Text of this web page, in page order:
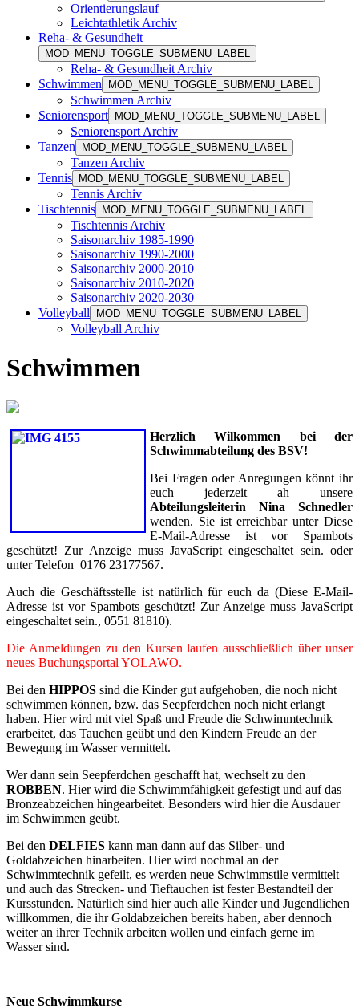
Orientierungslauf
Leichtathletik Archiv
Reha- & Gesundheit
MOD_MENU_TOGGLE_SUBMENU_LABEL
Reha- & Gesundheit Archiv
Schwimmen
MOD_MENU_TOGGLE_SUBMENU_LABEL
Schwimmen Archiv
Seniorensport
MOD_MENU_TOGGLE_SUBMENU_LABEL
Seniorensport Archiv
Tanzen
MOD_MENU_TOGGLE_SUBMENU_LABEL
Tanzen Archiv
Tennis
MOD_MENU_TOGGLE_SUBMENU_LABEL
Tennis Archiv
Tischtennis
MOD_MENU_TOGGLE_SUBMENU_LABEL
Tischtennis Archiv
Saisonarchiv 1985-1990
Saisonarchiv 1990-2000
Saisonarchiv 2000-2010
Saisonarchiv 2010-2020
Saisonarchiv 2020-2030
Volleyball
MOD_MENU_TOGGLE_SUBMENU_LABEL
Volleyball Archiv
Schwimmen
Herzlich Wilkommen bei der
Schwimmabteilung des BSV!
Bei Fragen oder Anregungen könnt ihr
euch jederzeit ah unsere
Abteilungsleiterin Nina Schnedler
wenden. Sie ist erreichbar unter Diese
E-Mail-Adresse ist vor Spambots
geschützt! Zur Anzeige muss JavaScript eingeschaltet sein. oder
unter Telefon 0176 23177567.
Auch die Geschäftsstelle ist natürlich für euch da (Diese E-Mail-
Adresse ist vor Spambots geschützt! Zur Anzeige muss JavaScript
eingeschaltet sein., 0551 81810).
Die Anmeldungen zu den Kursen laufen ausschließlich über unser
neues Buchungsportal YOLAWO.
Bei den HIPPOS sind die Kinder gut aufgehoben, die noch nicht
schwimmen können, bzw. das Seepferdchen noch nicht erlangt
haben. Hier wird mit viel Spaß und Freude die Schwimmtechnik
erarbeitet, das Tauchen geübt und den Kindern Freude an der
Bewegung im Wasser vermittelt.
Wer dann sein Seepferdchen geschafft hat, wechselt zu den
ROBBEN. Hier wird die Schwimmfähigkeit gefestigt und auf das
Bronzeabzeichen hingearbeitet. Besonders wird hier die Ausdauer
im Schwimmen geübt.
Bei den DELFIES kann man dann auf das Silber- und
Goldabzeichen hinarbeiten. Hier wird nochmal an der
Schwimmtechnik gefeilt, es werden neue Schwimmstile vermittelt
und auch das Strecken- und Tieftauchen ist fester Bestandteil der
Kursstunden. Natürlich sind hier auch alle Kinder und Jugendlichen
willkommen, die ihr Goldabzeichen bereits haben, aber dennoch
weiter an ihrer Technik arbeiten wollen und einfach gerne im
Wasser sind.
Neue Schwimmkurse